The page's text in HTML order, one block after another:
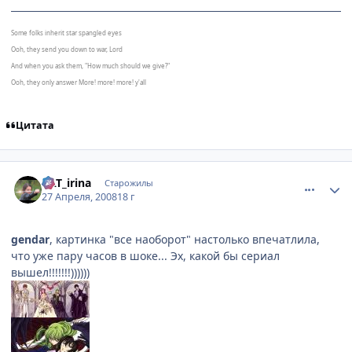
Some folks inherit star spangled eyes
Ooh, they send you down to war, Lord
And when you ask them, "How much should we give?"
Ooh, they only answer More! more! more! y'all
Цитата
KAT_irina Старожилы
27 Апреля, 200818 г
gendar, картинка "все наоборот" настолько впечатлила,
что уже пару часов в шоке... Эх, какой бы сериал
вышел!!!!!!!))))))